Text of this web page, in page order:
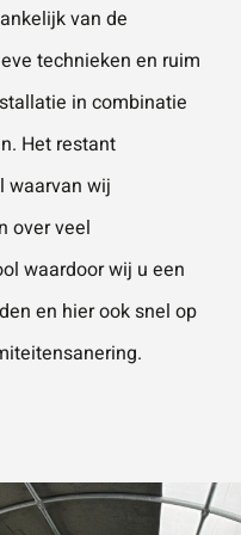
VERSTU
UR JE
AG
van de
technieken en ruim
in combinatie
Het restant
waarvan wij
over veel
waardoor wij u een
en hier ook snel op
.